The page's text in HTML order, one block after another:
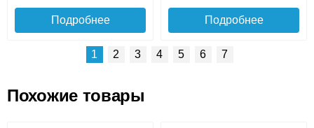
Подробнее Подробнее
1 2 3 4 5 6 7
Похожие товары